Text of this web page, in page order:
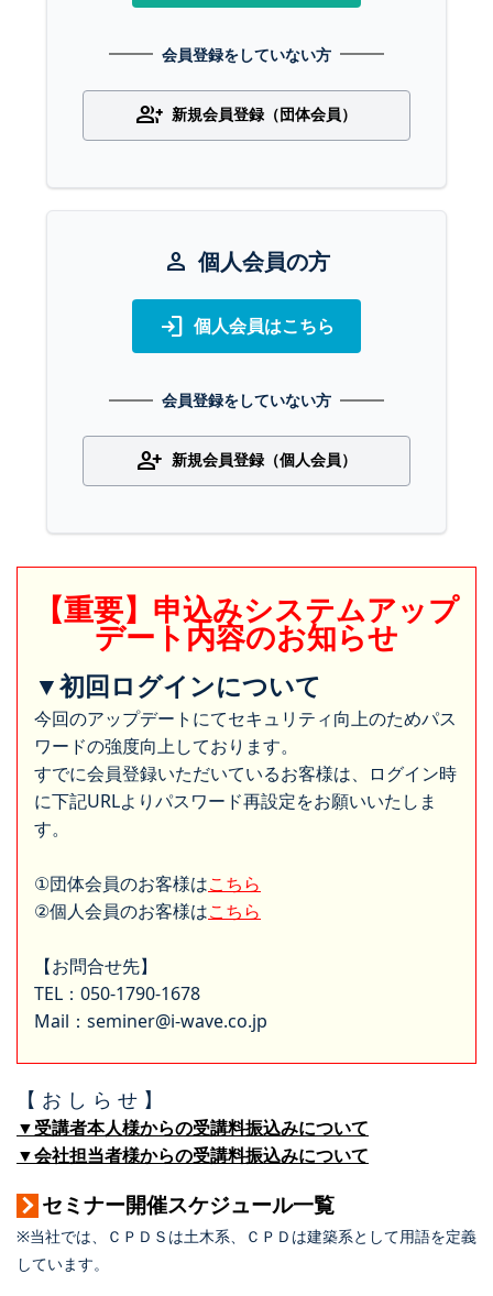
会員登録をしていない方
group_add 新規会員登録（団体会員）
person 個人会員の方
login 個人会員はこちら
会員登録をしていない方
person_add 新規会員登録（個人会員）
【重要】申込みシステムアップ
デート内容のお知らせ
▼初回ログインについて
今回のアップデートにてセキュリティ向上のためパス
ワードの強度向上しております。
すでに会員登録いただいているお客様は、ログイン時
に下記URLよりパスワード再設定をお願いいたしま
す。
①団体会員のお客様はこちら
②個人会員のお客様はこちら
【お問合せ先】
TEL：050-1790-1678
Mail：seminer@i-wave.co.jp
【 お し ら せ 】
▼受講者本人様からの受講料振込みについて
▼会社担当者様からの受講料振込みについて
セミナー開催スケジュール一覧
※当社では、ＣＰＤＳは土木系、ＣＰＤは建築系として用語を定義
しています。